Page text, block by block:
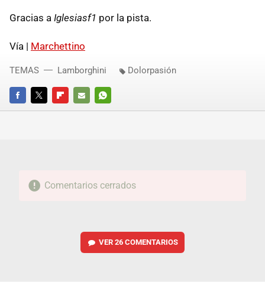
Gracias a Iglesiasf1 por la pista.
Vía | Marchettino
FACEBOOKTWITTERFLIPBOARD
E-
WHATSAPP
TEMAS Lamborghini Dolorpasión
Comentarios cerrados
VER 26 COMENTARIOS